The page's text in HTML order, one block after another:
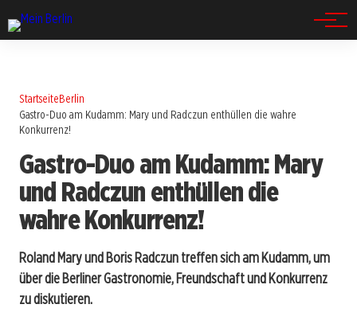
StartseiteBerlin
Gastro-Duo am Kudamm: Mary und Radczun enthüllen die wahre
Konkurrenz!
Gastro-Duo am Kudamm: Mary
und Radczun enthüllen die
wahre Konkurrenz!
Roland Mary und Boris Radczun treffen sich am Kudamm, um
über die Berliner Gastronomie, Freundschaft und Konkurrenz
zu diskutieren.